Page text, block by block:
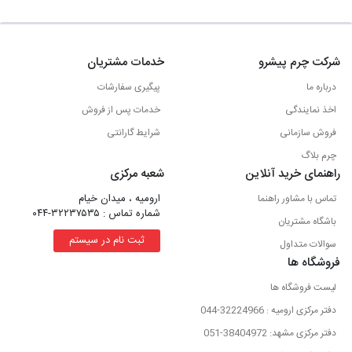
شرکت چرم پیشرو
درباره ما
اخذ نمایندگی
فروش سازمانی
چرم بلاگ
خدمات مشتریان
پیگیری سفارشات
خدمات پس از فروش
شرایط گارانتی
راهنمای خرید آنلاین
تماس با مشاور راهنما
باشگاه مشتریان
سوالات متداول
شعبه مرکزی
ارومیه ، میدان خیام
شماره تماس : ۳۲۲۳۷۵۳۵-۰۴۴
ثبت نام در سیستم
فروشگاه ها
لیست فروشگاه ها
دفتر مرکزی ارومیه : 32224966-044
دفتر مرکزی مشهد: 38404972-051